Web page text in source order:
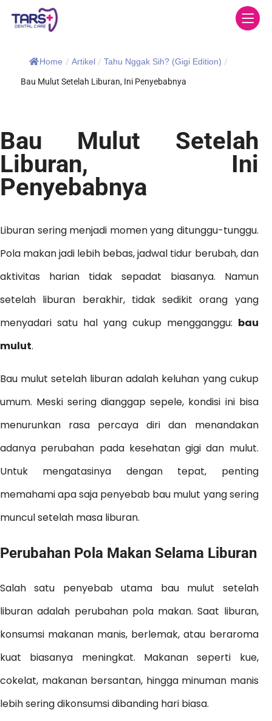
Home / Artikel / Tahu Nggak Sih? (Gigi Edition) /
Bau Mulut Setelah Liburan, Ini Penyebabnya
Bau Mulut Setelah
Liburan, Ini
Penyebabnya
Liburan sering menjadi momen yang ditunggu-tunggu.
Pola makan jadi lebih bebas, jadwal tidur berubah, dan
aktivitas harian tidak sepadat biasanya. Namun
setelah liburan berakhir, tidak sedikit orang yang
menyadari satu hal yang cukup mengganggu: bau
mulut.
Bau mulut setelah liburan adalah keluhan yang cukup
umum. Meski sering dianggap sepele, kondisi ini bisa
menurunkan rasa percaya diri dan menandakan
adanya perubahan pada kesehatan gigi dan mulut.
Untuk mengatasinya dengan tepat, penting
memahami apa saja penyebab bau mulut yang sering
muncul setelah masa liburan.
Perubahan Pola Makan Selama Liburan
Salah satu penyebab utama bau mulut setelah
liburan adalah perubahan pola makan. Saat liburan,
konsumsi makanan manis, berlemak, atau beraroma
kuat biasanya meningkat. Makanan seperti kue,
cokelat, makanan bersantan, hingga minuman manis
lebih sering dikonsumsi dibanding hari biasa.